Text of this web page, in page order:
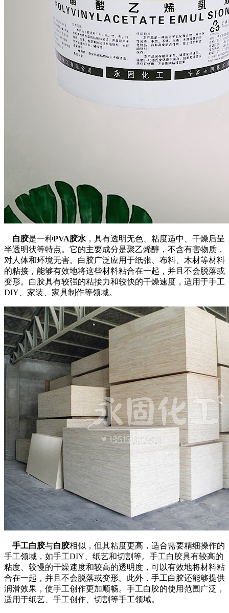
白胶是一种PVA胶水 ，具有透明无色、粘度适中、干燥后呈
半透明状等特点。它的主要成分是聚乙烯醇，不含有害物质，
对人体和环境无害。白胶广泛应用于纸张、布料、木材等材料
的粘接，能够有效地将这些材料粘合在一起，并且不会脱落或
变形。白胶具有较强的粘接力和较快的干燥速度，适用于手工
DIY、家装、家具制作等领域。
手工白胶与白胶相似，但其粘度更高，适合需要精细操作的
手工领域，如手工DIY、纸艺和切割等。手工白胶具有较高的
粘度、较慢的干燥速度和较高的透明度，可以有效地将材料粘
合在一起，并且不会脱落或变形。此外，手工白胶还能够提供
润滑效果，使手工创作更加顺畅。手工白胶的使用范围广泛，
适用于纸艺、手工创作、切割等手工领域。